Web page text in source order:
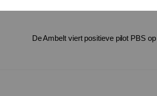
De Ambelt viert positieve pilot PBS